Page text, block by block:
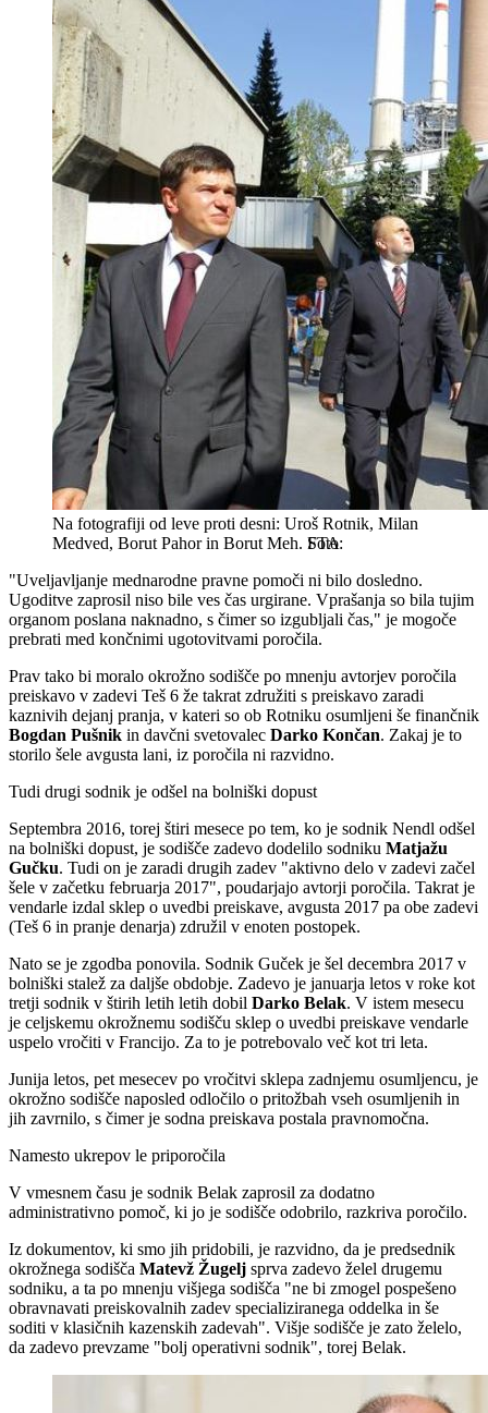
Na fotografiji od leve proti desni: Uroš Rotnik, Milan
Medved, Borut Pahor in Borut Meh. STA
"Uveljavljanje mednarodne pravne pomoči ni bilo dosledno.
Ugoditve zaprosil niso bile ves čas urgirane. Vprašanja so bila tujim
organom poslana naknadno, s čimer so izgubljali čas," je mogoče
prebrati med končnimi ugotovitvami poročila.
Prav tako bi moralo okrožno sodišče po mnenju avtorjev poročila
preiskavo v zadevi Teš 6 že takrat združiti s preiskavo zaradi
kaznivih dejanj pranja, v kateri so ob Rotniku osumljeni še finančnik
Bogdan Pušnik in davčni svetovalec Darko Končan. Zakaj je to
storilo šele avgusta lani, iz poročila ni razvidno.
Tudi drugi sodnik je odšel na bolniški dopust
Septembra 2016, torej štiri mesece po tem, ko je sodnik Nendl odšel
na bolniški dopust, je sodišče zadevo dodelilo sodniku Matjažu
Gučku. Tudi on je zaradi drugih zadev "aktivno delo v zadevi začel
šele v začetku februarja 2017", poudarjajo avtorji poročila. Takrat je
vendarle izdal sklep o uvedbi preiskave, avgusta 2017 pa obe zadevi
(Teš 6 in pranje denarja) združil v enoten postopek.
Nato se je zgodba ponovila. Sodnik Guček je šel decembra 2017 v
bolniški stalež za daljše obdobje. Zadevo je januarja letos v roke kot
tretji sodnik v štirih letih letih dobil Darko Belak. V istem mesecu
je celjskemu okrožnemu sodišču sklep o uvedbi preiskave vendarle
uspelo vročiti v Francijo. Za to je potrebovalo več kot tri leta.
Junija letos, pet mesecev po vročitvi sklepa zadnjemu osumljencu, je
okrožno sodišče naposled odločilo o pritožbah vseh osumljenih in
jih zavrnilo, s čimer je sodna preiskava postala pravnomočna.
Namesto ukrepov le priporočila
V vmesnem času je sodnik Belak zaprosil za dodatno
administrativno pomoč, ki jo je sodišče odobrilo, razkriva poročilo.
Iz dokumentov, ki smo jih pridobili, je razvidno, da je predsednik
okrožnega sodišča Matevž Žugelj sprva zadevo želel drugemu
sodniku, a ta po mnenju višjega sodišča "ne bi zmogel pospešeno
obravnavati preiskovalnih zadev specializiranega oddelka in še
soditi v klasičnih kazenskih zadevah". Višje sodišče je zato želelo,
da zadevo prevzame "bolj operativni sodnik", torej Belak.